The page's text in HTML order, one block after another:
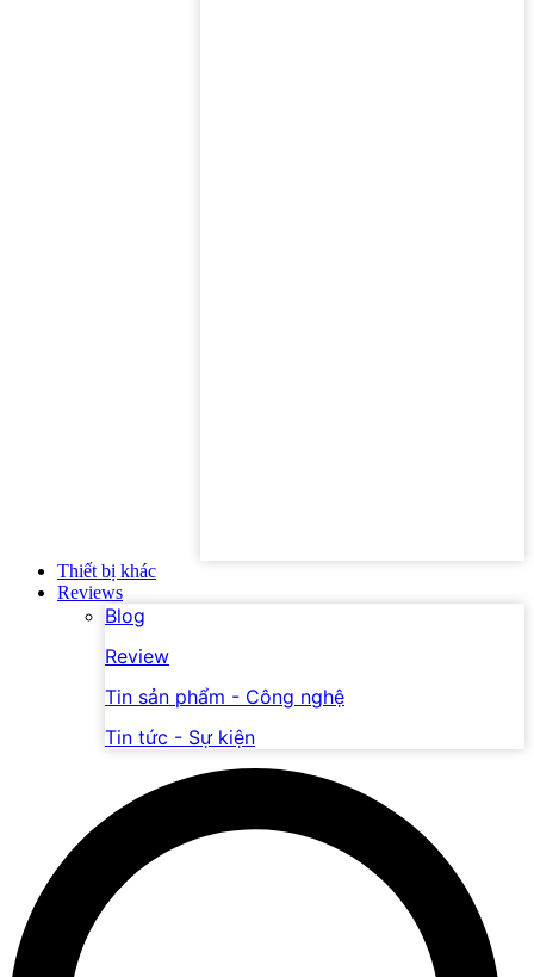
Thiết bị khác
Reviews
Blog
Review
Tin sản phẩm - Công nghệ
Tin tức - Sự kiện